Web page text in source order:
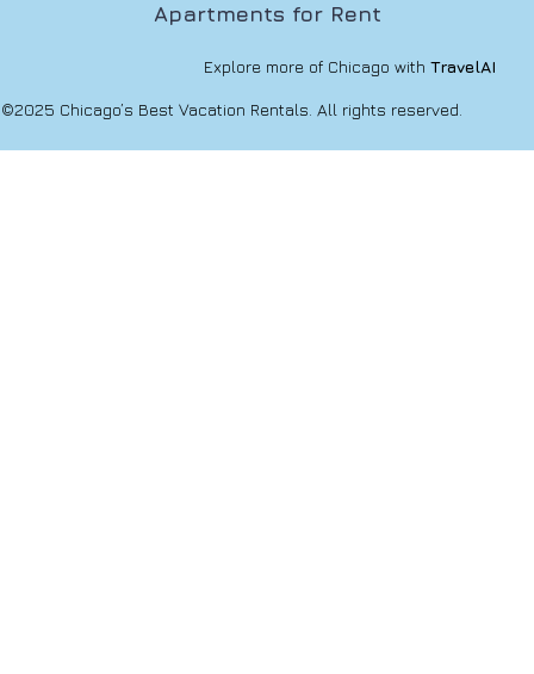
Apartments for Rent
Explore more of Chicago with TravelAI
©2025 Chicago’s Best Vacation Rentals. All rights reserved.